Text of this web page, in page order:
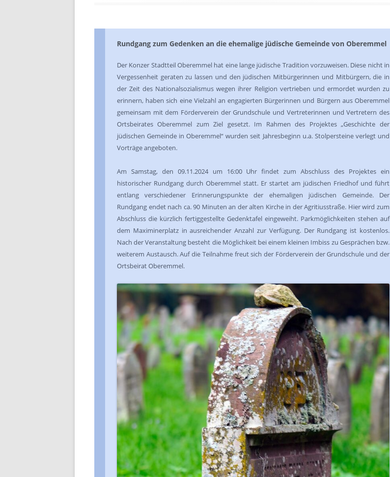
Rundgang zum Gedenken an die ehemalige jüdische Gemeinde von Oberemmel
Der Konzer Stadtteil Oberemmel hat eine lange jüdische Tradition vorzuweisen. Diese nicht in
Vergessenheit geraten zu lassen und den jüdischen Mitbürgerinnen und Mitbürgern, die in
der Zeit des Nationalsozialismus wegen ihrer Religion vertrieben und ermordet wurden zu
erinnern, haben sich eine Vielzahl an engagierten Bürgerinnen und Bürgern aus Oberemmel
gemeinsam mit dem Förderverein der Grundschule und Vertreterinnen und Vertretern des
Ortsbeirates Oberemmel zum Ziel gesetzt. Im Rahmen des Projektes „Geschichte der
jüdischen Gemeinde in Oberemmel“ wurden seit Jahresbeginn u.a. Stolpersteine verlegt und
Vorträge angeboten.
Am Samstag, den 09.11.2024 um 16:00 Uhr findet zum Abschluss des Projektes ein
historischer Rundgang durch Oberemmel statt. Er startet am jüdischen Friedhof und führt
entlang verschiedener Erinnerungspunkte der ehemaligen jüdischen Gemeinde. Der
Rundgang endet nach ca. 90 Minuten an der alten Kirche in der Agritiusstraße. Hier wird zum
Abschluss die kürzlich fertiggestellte Gedenktafel eingeweiht. Parkmöglichkeiten stehen auf
dem Maximinerplatz in ausreichender Anzahl zur Verfügung. Der Rundgang ist kostenlos.
Nach der Veranstaltung besteht die Möglichkeit bei einem kleinen Imbiss zu Gesprächen bzw.
weiterem Austausch. Auf die Teilnahme freut sich der Förderverein der Grundschule und der
Ortsbeirat Oberemmel.